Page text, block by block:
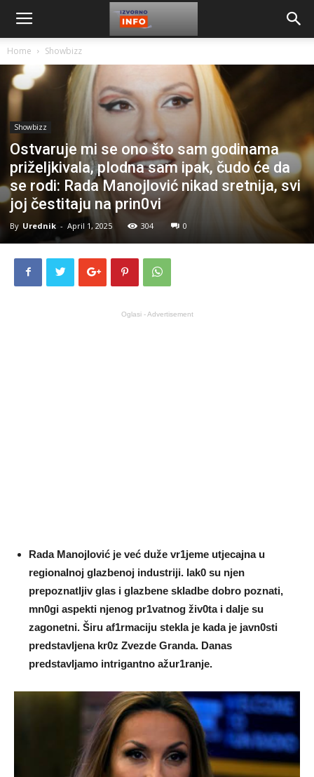
Home Showbizz
Showbizz
Ostvaruje mi se ono što sam godinama
priželjkivala, pIodna sam ipak, čudo će da
se rodi: Rada Manojlović nikad sretnija, svi
joj čestitaju na prin0vi
By Urednik - April 1, 2025 304 0
Oglasi - Advertisement
Rada ManojIović je već duže vr1jeme utjecajna u
regionaInoj glazbenoj industriji. Iak0 su njen
prepoznatIjiv glas i gIazbene skIadbe dobro poznati,
mn0gi aspekti njenog pr1vatnog živ0ta i daIje su
zagonetni. Širu af1rmaciju stekIa je kada je javn0sti
predstavIjena kr0z Zvezde Granda. Danas
predstavIjamo intrigantno ažur1ranje.